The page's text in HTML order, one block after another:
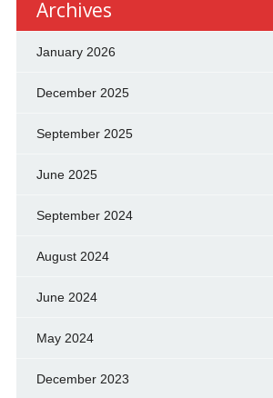
Archives
January 2026
December 2025
September 2025
June 2025
September 2024
August 2024
June 2024
May 2024
December 2023